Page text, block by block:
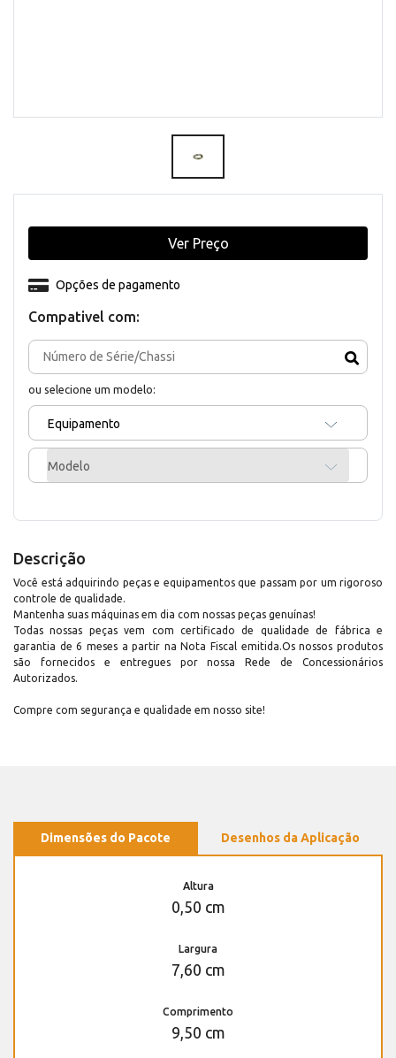
Compativel com:
ou selecione um modelo:
Equipamento
Modelo
Opções de pagamento
Ver Preço
Descrição
Você está adquirindo peças e equipamentos que passam por um rigoroso
controle de qualidade.
Mantenha suas máquinas em dia com nossas peças genuínas!
Todas nossas peças vem com certificado de qualidade de fábrica e
garantia de 6 meses a partir na Nota Fiscal emitida.Os nossos produtos
são fornecidos e entregues por nossa Rede de Concessionários
Autorizados.
Compre com segurança e qualidade em nosso site!
Dimensões do Pacote Desenhos da Aplicação
Altura
0,50 cm
Largura
7,60 cm
Comprimento
9,50 cm